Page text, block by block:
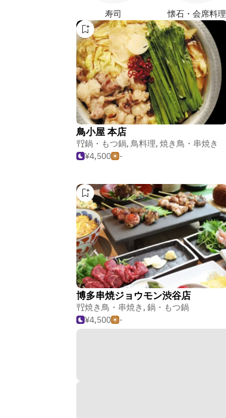
寿司 懐石・会席料理
鳥小屋 本店
鍋・もつ鍋, 鳥料理, 焼き鳥・串焼き
¥4,500
-
博多串焼ジョウモン渋谷店
焼き鳥・串焼き , 鍋・もつ鍋
¥4,500
-